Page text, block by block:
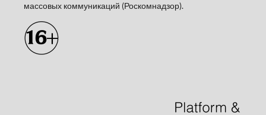
массовых коммуникаций (Роскомнадзор).